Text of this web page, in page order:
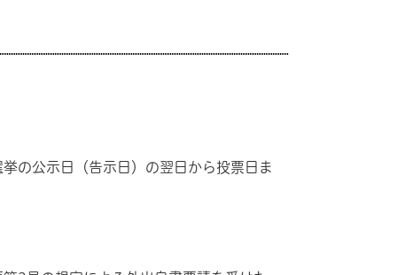
の公示日（告示日）の翌日から投票日ま